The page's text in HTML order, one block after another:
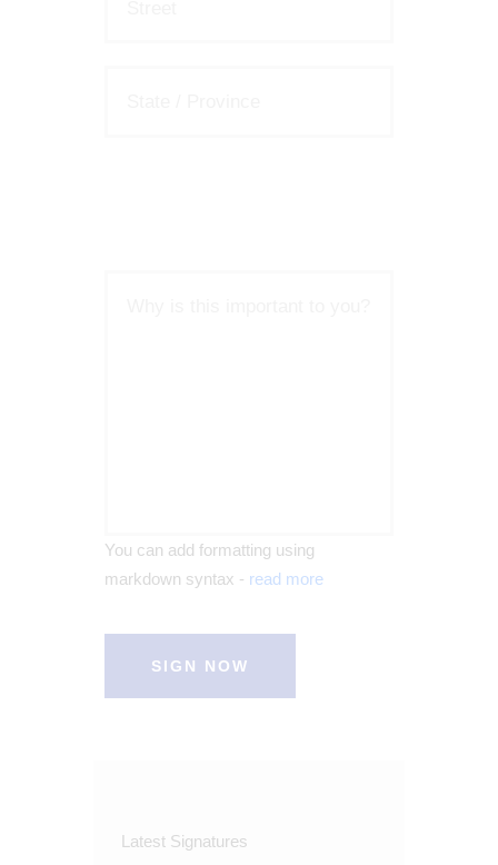
You can add formatting using
markdown syntax - read more
SIGN NOW
Latest Signatures